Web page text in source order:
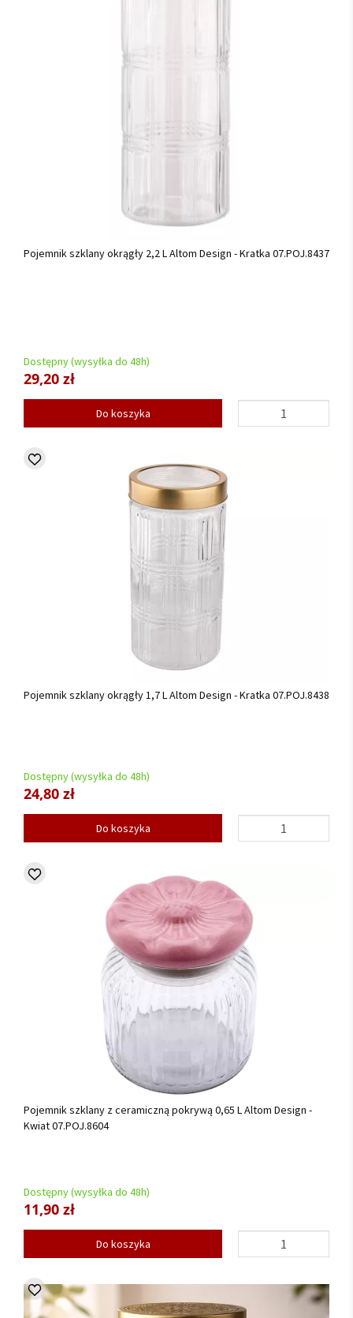
Pojemnik szklany okrągły 2,2 L Altom Design - Kratka 07.POJ.8437
Dostępny (wysyłka do 48h)
29,20 zł
Do koszyka
Pojemnik szklany okrągły 1,7 L Altom Design - Kratka 07.POJ.8438
Dostępny (wysyłka do 48h)
24,80 zł
Do koszyka
Pojemnik szklany z ceramiczną pokrywą 0,65 L Altom Design -
Kwiat 07.POJ.8604
Dostępny (wysyłka do 48h)
11,90 zł
Do koszyka